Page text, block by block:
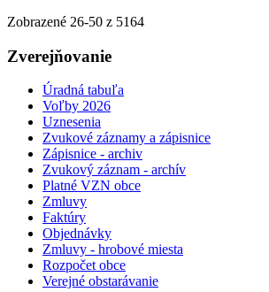
Zobrazené 26-50 z 5164
Zverejňovanie
Úradná tabuľa
Voľby 2026
Uznesenia
Zvukové záznamy a zápisnice
Zápisnice - archiv
Zvukový záznam - archív
Platné VZN obce
Zmluvy
Faktúry
Objednávky
Zmluvy - hrobové miesta
Rozpočet obce
Verejné obstarávanie